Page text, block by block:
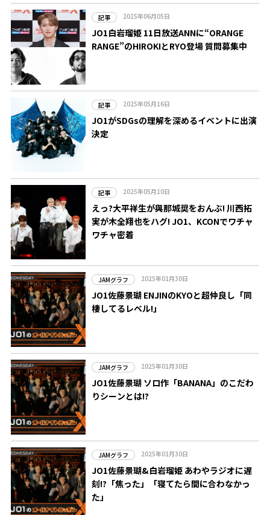
記事 2025年06月05日
JO1白岩瑠姫 11日放送ANNに“ORANGE
RANGE”のHIROKIとRYO登場 質問募集中
記事 2025年05月16日
JO1がSDGsの理解を深めるイベントに出演
決定
記事 2025年05月10日
えっ?大平祥生が與那城奨をおんぶ! 川西拓
実が木全翔也をハグ! JO1、KCONでワチャ
ワチャ密着
JAMグラフ 2025年01月30日
JO1佐藤景瑚 ENJINのKYOと超仲良し「同
棲してるレベル!」
JAMグラフ 2025年01月30日
JO1佐藤景瑚 ソロ作「BANANA」のこだわ
りシーンとは!?
JAMグラフ 2025年01月30日
JO1佐藤景瑚&白岩瑠姫 あわやラジオに遅
刻!?「焦った」「寝てたら間に合わなかっ
た」